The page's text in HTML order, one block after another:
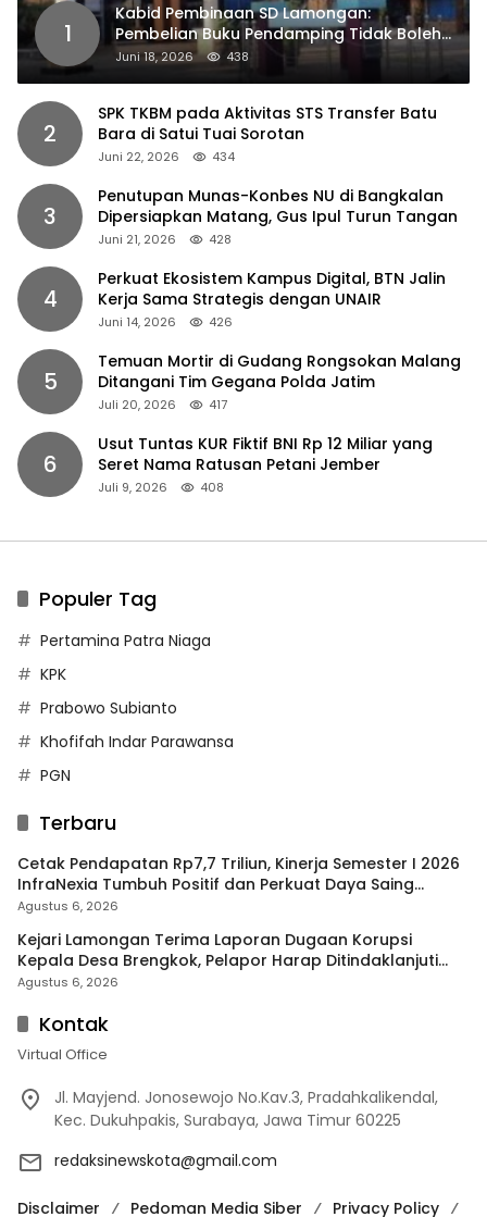
1
Kabid Pembinaan SD Lamongan:
Pembelian Buku Pendamping Tidak Boleh
Dipaksakan
Juni 18, 2026 438
2
SPK TKBM pada Aktivitas STS Transfer Batu
Bara di Satui Tuai Sorotan
Juni 22, 2026 434
3
Penutupan Munas-Konbes NU di Bangkalan
Dipersiapkan Matang, Gus Ipul Turun Tangan
Juni 21, 2026 428
4
Perkuat Ekosistem Kampus Digital, BTN Jalin
Kerja Sama Strategis dengan UNAIR
Juni 14, 2026 426
5
Temuan Mortir di Gudang Rongsokan Malang
Ditangani Tim Gegana Polda Jatim
Juli 20, 2026 417
6
Usut Tuntas KUR Fiktif BNI Rp 12 Miliar yang
Seret Nama Ratusan Petani Jember
Juli 9, 2026 408
Populer Tag
Pertamina Patra Niaga
KPK
Prabowo Subianto
Khofifah Indar Parawansa
PGN
Terbaru
Cetak Pendapatan Rp7,7 Triliun, Kinerja Semester I 2026
InfraNexia Tumbuh Positif dan Perkuat Daya Saing
Industri Digital
Agustus 6, 2026
Kejari Lamongan Terima Laporan Dugaan Korupsi
Kepala Desa Brengkok, Pelapor Harap Ditindaklanjuti
Secara Profesional
Agustus 6, 2026
Kontak
Virtual Office
Jl. Mayjend. Jonosewojo No.Kav.3, Pradahkalikendal,
Kec. Dukuhpakis, Surabaya, Jawa Timur 60225
redaksinewskota@gmail.com
Disclaimer Pedoman Media Siber Privacy Policy